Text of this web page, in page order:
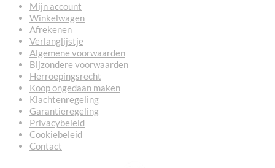
Mijn account
Winkelwagen
Afrekenen
Verlanglijstje
Algemene voorwaarden
Bijzondere voorwaarden
Herroepingsrecht
Koop ongedaan maken
Klachtenregeling
Garantieregeling
Privacybeleid
Cookiebeleid
Contact